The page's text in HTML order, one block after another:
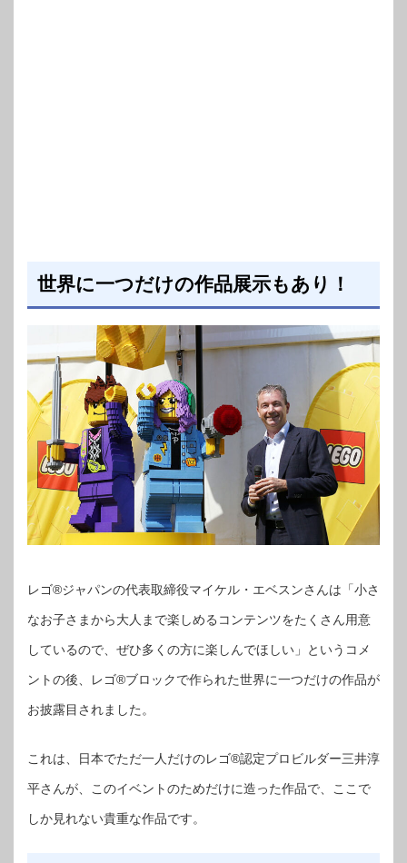
世界に一つだけの作品展示もあり！
レゴ®ジャパンの代表取締役マイケル・エベスンさんは「小さ
なお子さまから大人まで楽しめるコンテンツをたくさん用意
しているので、ぜひ多くの方に楽しんでほしい」というコメ
ントの後、レゴ®ブロックで作られた世界に一つだけの作品が
お披露目されました。
これは、日本でただ一人だけのレゴ®認定プロビルダー三井淳
平さんが、このイベントのためだけに造った作品で、ここで
しか見れない貴重な作品です。